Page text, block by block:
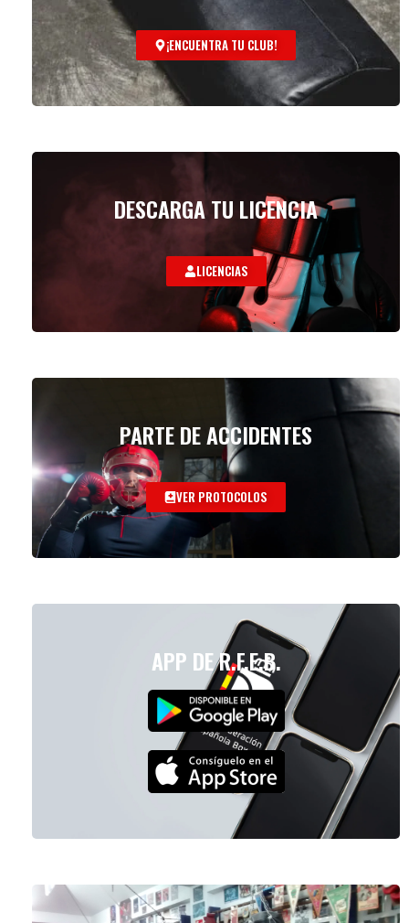
¡ENCUENTRA TU CLUB!
DESCARGA TU LICENCIA
LICENCIAS
PARTE DE ACCIDENTES
VER PROTOCOLOS
APP DE R.F.E.B.